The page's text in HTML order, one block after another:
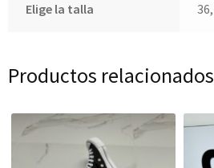
Elige la talla
Productos relacionados